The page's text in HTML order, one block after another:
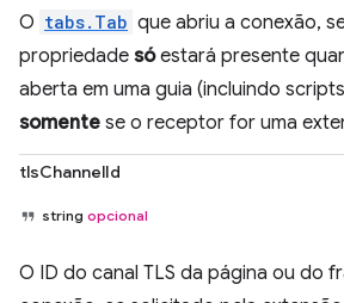
O tabs.Tab que abriu a conexão,
propriedade sóestará presente
aberta em uma guia (incluindo
somente se o receptor for uma
tlsChannelId
string opcional
O ID do canal TLS da página ou do